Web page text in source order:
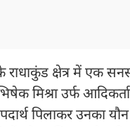
राधाकुंड क्षेत्र में एक
मिश्रा उर्फ
पिलाकर उनका